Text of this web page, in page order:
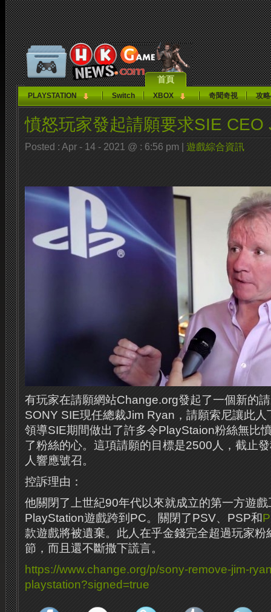
首頁
PLAYSTATION Switch XBOX 奇聞奇視 攻
憤怒玩家發起請願要求SIE CEO
Posted : Apr - 14 - 2021 @ : 6:56 pm | 遊戲綜合資訊
有玩家在請願網站Change.org發起了一個新的
SONY SIE現任總裁Jim Ryan，請願索尼讓此
領導SIE期間做出了許多令PlayStaion粉絲無比
了粉絲的心。這項請願的目標是2500人，截止
人響應號召。
控訴理由：
他關閉了上世紀90年代以來就成立的第一方遊
PlayStation遊戲跨到PC。關閉了PSV、PSP和
款遊戲將被遺棄。此人在乎金錢完全超過玩家粉
節，而且還不斷撒下謊言。
https://www.change.org/p/sony-remove-jim-
playstation?signed=true